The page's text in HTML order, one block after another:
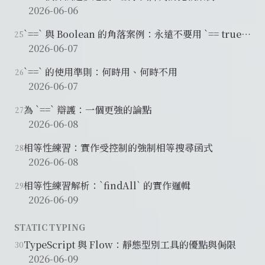
2026-06-06
25`==` 與 Boolean 的角落案例：永遠不要用 `== true`
或 `== false`
2026-06-07
26`==` 的使用準則：何時用、何時不用
2026-06-07
27為 `==` 辯護：一個更強的論點
2026-06-08
28相等性練習：實作受控制的強制相等搜尋函式
2026-06-08
29相等性練習解析：`findAll` 的實作邏輯
2026-06-09
STATIC TYPING
30TypeScript 與 Flow：靜態型別工具的優點與侷限
2026-06-09